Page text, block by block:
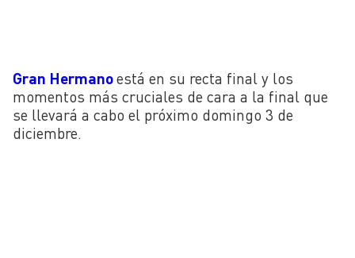
Gran Hermanoestá en su recta final y los
momentos más cruciales de cara a la final que
se llevará a cabo el próximo domingo 3 de
diciembre.